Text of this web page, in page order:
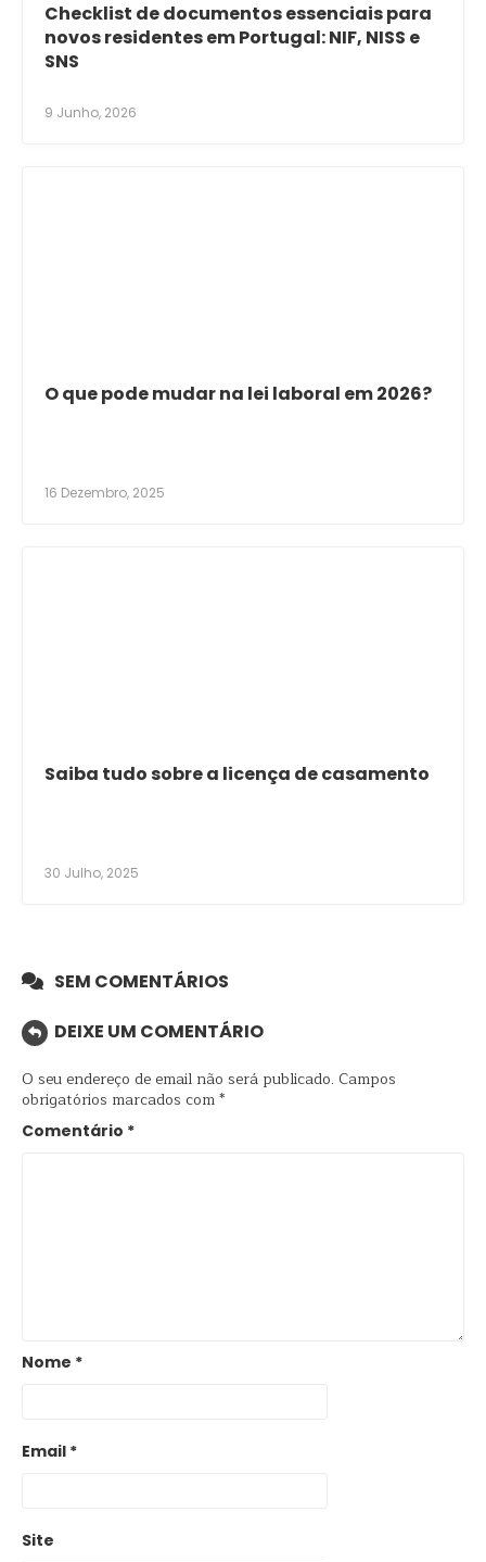
Checklist de documentos essenciais para
novos residentes em Portugal: NIF, NISS e
SNS
9 Junho, 2026
O que pode mudar na lei laboral em 2026?
16 Dezembro, 2025
Saiba tudo sobre a licença de casamento
30 Julho, 2025
SEM COMENTÁRIOS
DEIXE UM COMENTÁRIO
O seu endereço de email não será publicado. Campos
obrigatórios marcados com*
Comentário *
Nome *
Email *
Site